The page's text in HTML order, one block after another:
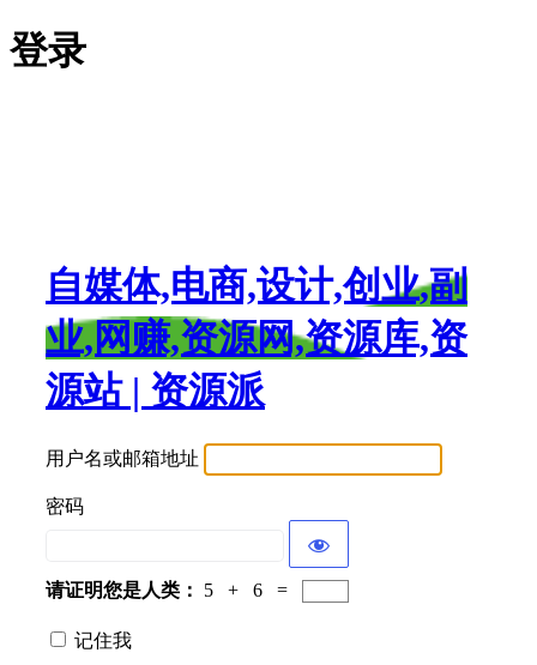
登录
自媒体,电商,设计,创业,副
业,网赚,资源网,资源库,资
源站 | 资源派
用户名或邮箱地址
密码
请证明您是人类： 5 + 6 =
记住我